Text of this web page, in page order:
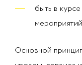
быть в
Основной